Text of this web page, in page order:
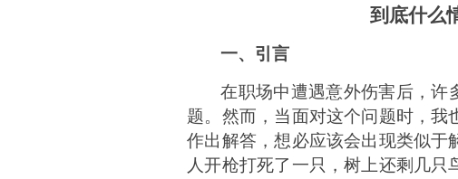
到底什么
一、引言
在职场中遭遇意外伤害后，许
题。然而，当面对这个问题时，我
作出解答，想必应该会出现类似于
人开枪打死了一只，树上还剩几